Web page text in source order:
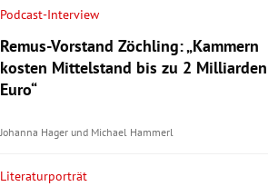
Podcast-Interview
Remus-Vorstand Zöchling: „Kammern
kosten Mittelstand bis zu 2 Milliarden
Euro“
Johanna Hager und Michael Hammerl
Literaturporträt